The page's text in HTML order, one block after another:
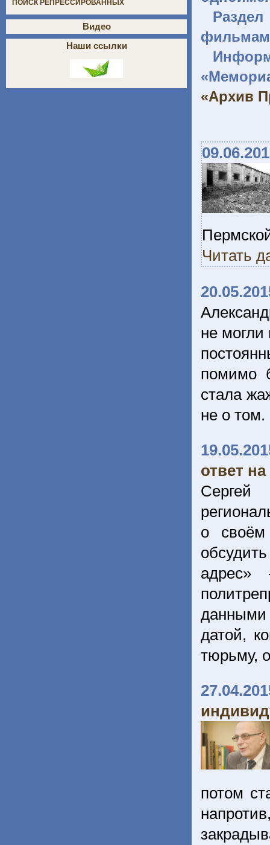
Раздел
«Архив
Читать
не
помимо
стала
не о том.
ответ
о
адрес»
данными
датой,
тюрьму,
потом
ПОИСК РЕПРЕССИРОВАННЫХ
Видео
Наши ссылки